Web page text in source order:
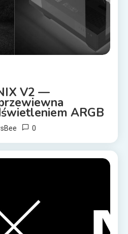
V2 —
ARGB
0